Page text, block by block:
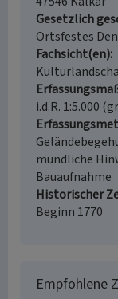
Gesetzlich
Ortsfestes
Fachsicht(en)
i.d.R. 1:5.000
mündliche
Bauaufnahme
Historischer
Beginn 1770
Empfohlene